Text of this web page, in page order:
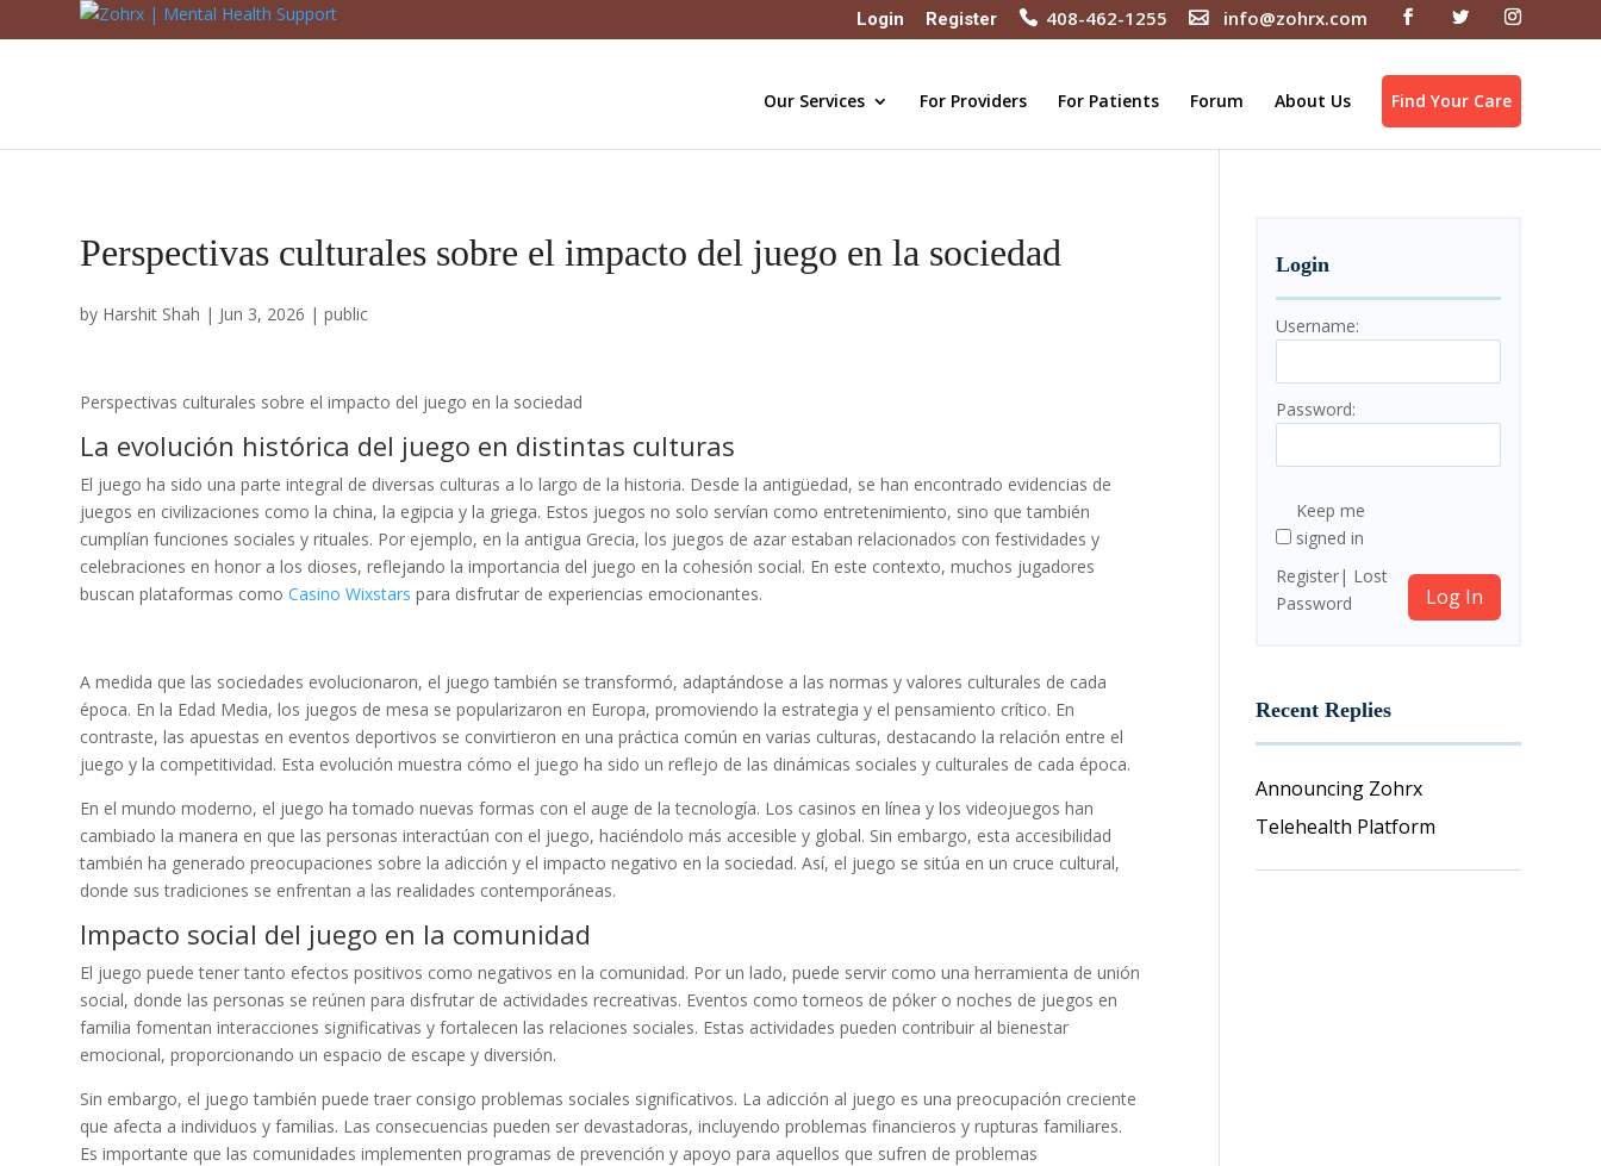
Login Register 408-462-1255 info@zohrx.com
Our Services For Providers For Patients Forum About Us Find Your Care
Perspectivas culturales sobre el impacto del juego en la sociedad
by Harshit Shah | Jun 3, 2026 |public
Perspectivas culturales sobre el impacto del juego en la sociedad
La evolución histórica del juego en distintas culturas
El juego ha sido una parte integral de diversas culturas a lo largo de la historia. Desde la antigüedad, se han encontrado evidencias de
juegos en civilizaciones como la china, la egipcia y la griega. Estos juegos no solo servían como entretenimiento, sino que también
cumplían funciones sociales y rituales. Por ejemplo, en la antigua Grecia, los juegos de azar estaban relacionados con festividades y
celebraciones en honor a los dioses, reflejando la importancia del juego en la cohesión social. En este contexto, muchos jugadores
buscan plataformas comoCasino Wixstars para disfrutar de experiencias emocionantes.
A medida que las sociedades evolucionaron, el juego también se transformó, adaptándose a las normas y valores culturales de cada
época. En la Edad Media, los juegos de mesa se popularizaron en Europa, promoviendo la estrategia y el pensamiento crítico. En
contraste, las apuestas en eventos deportivos se convirtieron en una práctica común en varias culturas, destacando la relación entre el
juego y la competitividad. Esta evolución muestra cómo el juego ha sido un reflejo de las dinámicas sociales y culturales de cada época.
En el mundo moderno, el juego ha tomado nuevas formas con el auge de la tecnología. Los casinos en línea y los videojuegos han
cambiado la manera en que las personas interactúan con el juego, haciéndolo más accesible y global. Sin embargo, esta accesibilidad
también ha generado preocupaciones sobre la adicción y el impacto negativo en la sociedad. Así, el juego se sitúa en un cruce cultural,
donde sus tradiciones se enfrentan a las realidades contemporáneas.
Impacto social del juego en la comunidad
El juego puede tener tanto efectos positivos como negativos en la comunidad. Por un lado, puede servir como una herramienta de unión
social, donde las personas se reúnen para disfrutar de actividades recreativas. Eventos como torneos de póker o noches de juegos en
familia fomentan interacciones significativas y fortalecen las relaciones sociales. Estas actividades pueden contribuir al bienestar
emocional, proporcionando un espacio de escape y diversión.
Sin embargo, el juego también puede traer consigo problemas sociales significativos. La adicción al juego es una preocupación creciente
que afecta a individuos y familias. Las consecuencias pueden ser devastadoras, incluyendo problemas financieros y rupturas familiares.
Es importante que las comunidades implementen programas de prevención y apoyo para aquellos que sufren de problemas
Login
Username:
Password:
Keep me
signed in
Log In
Register
Lost
Password
Recent Replies
Announcing Zohrx
Telehealth Platform